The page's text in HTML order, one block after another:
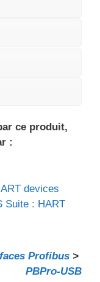
ce produit,
:
devices
Suite : HART
Profibus >
PBPro-USB